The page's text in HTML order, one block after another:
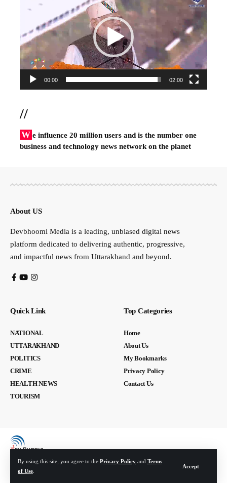
By using this site, you agree to the Privacy Policy and Terms
of Use
Accept
00:00 02:00
//
W e influence 20 million users and is the number one
business and technology news network on the planet
About US
Devbhoomi Media is a leading, unbiased digital news
platform dedicated to delivering authentic, progressive,
and impactful news from Uttarakhand and beyond.
Quick Link
NATIONAL
UTTARAKHAND
POLITICS
CRIME
HEALTH NEWS
TOURISM
Top Categories
Home
About Us
My Bookmarks
Privacy Policy
Contact Us
© Devbhoomi Media. All Rights Reserved. | Developed By: